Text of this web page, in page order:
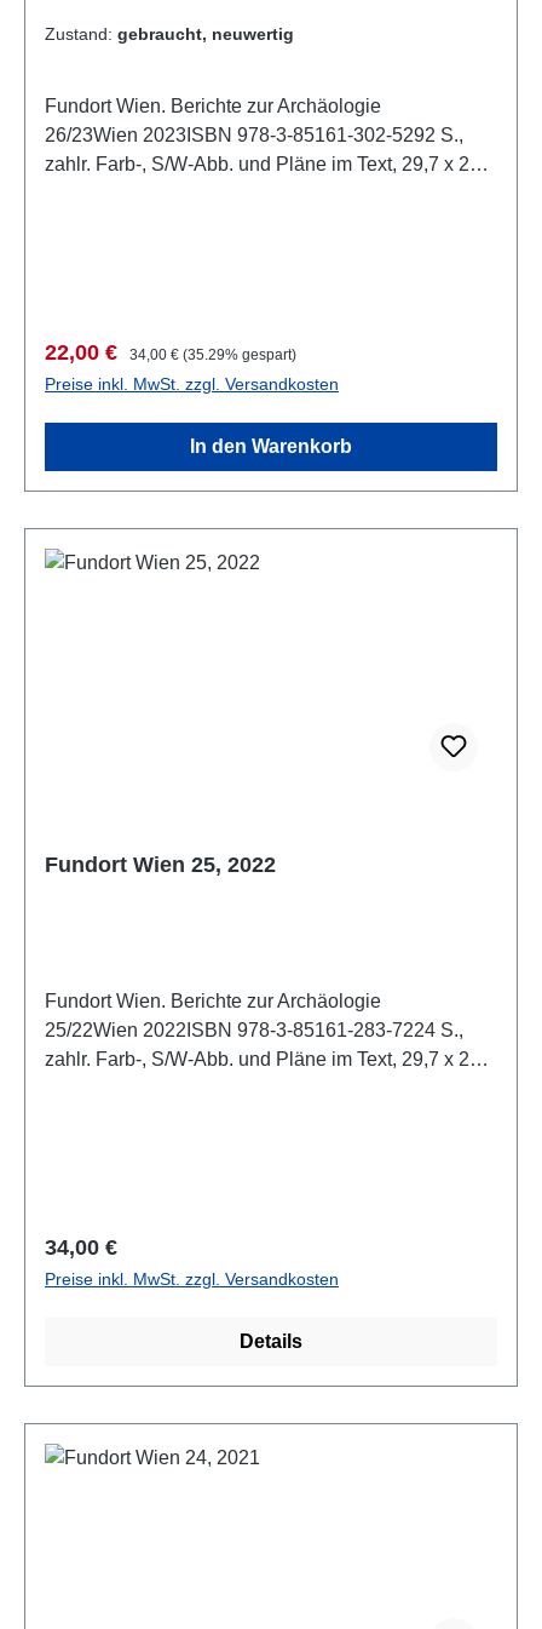
Zustand: gebraucht, neuwertig
Fundort Wien. Berichte zur Archäologie
26/23Wien 2023ISBN 978-3-85161-302-5292 S.,
zahlr. Farb-, S/W-Abb. und Pläne im Text, 29,7 x 21
Verkaufspreis:
22,00 € Regulärer Preis:
34,00 € (35.29% gespart)
Preise inkl. MwSt. zzgl. Versandkosten
In den Warenkorb
Fundort Wien 25, 2022
Fundort Wien. Berichte zur Archäologie
25/22Wien 2022ISBN 978-3-85161-283-7224 S.,
zahlr. Farb-, S/W-Abb. und Pläne im Text, 29,7 x 21
Regulärer Preis:
34,00 €
Preise inkl. MwSt. zzgl. Versandkosten
Details